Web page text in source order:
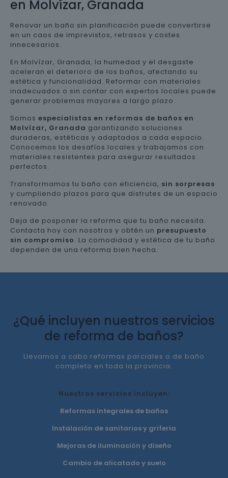
en Molvízar, Granada
Renovar un baño sin planificación puede convertirse
en un caos de imprevistos, retrasos y costes
innecesarios.
En Molvízar, Granada, la humedad y el desgaste
aceleran el deterioro de los baños, afectando su
estética y funcionalidad. Reformar con materiales
inadecuados o sin contar con expertos locales puede
generar problemas mayores a largo plazo.
Somos especialistas en reformas de baños en
Molvízar, Granada garantizando soluciones
duraderas, estéticas y adaptadas a cada espacio.
Conocemos los desafíos locales y trabajamos con
materiales resistentes para asegurar resultados
perfectos.
Transformamos tu baño con eficiencia, sin sorpresas
y cumpliendo plazos para que disfrutes de un espacio
renovado.
Deja de posponer la reforma que tu baño necesita.
Contacta hoy con nosotros y obtén un presupuesto
sin compromiso. La comodidad y estética de tu baño
dependen de una reforma bien hecha.
¿Qué incluyen nuestros servicios
de reforma de baños?
Llevamos a cabo reformas parciales o de baño
completo en toda la provincia.
Nuestros servicios incluyen:
Reformas integrales de baños
Instalación de sanitarios y grifería
Mejoras de iluminación y diseño
Cambio de alicatado y suelo